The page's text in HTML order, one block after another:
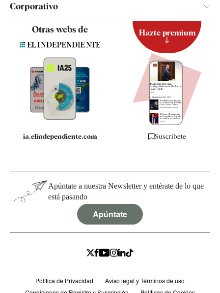
Corporativo
Contacto
Quiénes somos
Especificaciones
Otras webs de
ia.elindependiente.com
Hazte premium
Suscríbete
Apúntate a nuestra Newsletter y entérate de lo que
está pasando
Apúntate
Política de Privacidad
Aviso legal y Términos de uso